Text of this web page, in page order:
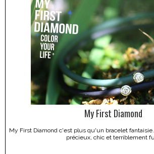
My First Diamond
My First Diamond c'est plus qu'un bracelet
précieux, chic et terriblement